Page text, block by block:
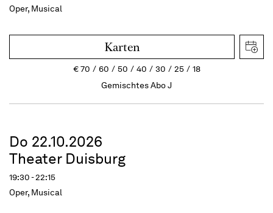
Oper, Musical
Karten
€70 60 50 40 30 25
18
Gemischtes Abo J
Do 22.10.2026
Theater Duisburg
19:30 - 22:15
Oper, Musical